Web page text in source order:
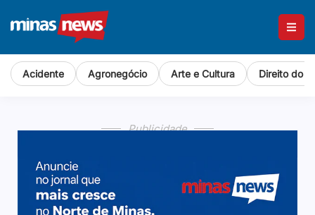
Acidente Agronegócio Arte e Cultura Direito do
Publicidade